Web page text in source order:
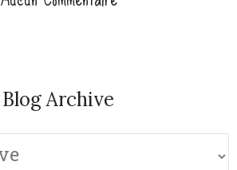
Blog Archive